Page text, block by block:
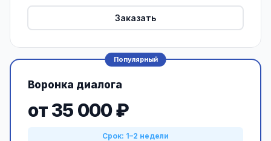
Заказать
Популярный
Воронка диалога
от 35 000 ₽
Срок: 1–2 недели